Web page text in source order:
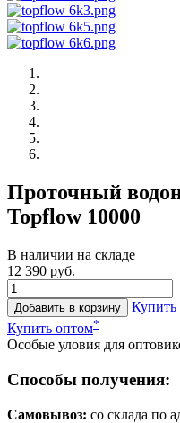
Проточный
Topflow 10000
В наличии на складе
12 390 руб.
Добавить в корзину
Купить
Купить оптом*
Особые уловия для
Способы получения:
Самовывоз: cо склада по